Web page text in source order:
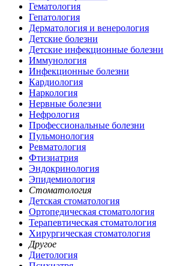
Гематология
Гепатология
Дерматология и венерология
Детские болезни
Детские инфекционные болезни
Иммунология
Инфекционные болезни
Кардиология
Наркология
Нервные болезни
Нефрология
Профессиональные болезни
Пульмонология
Ревматология
Фтизиатрия
Эндокринология
Эпидемиология
Стоматология
Детская стоматология
Ортопедическая стоматология
Терапевтическая стоматология
Хирургическая стоматология
Другое
Диетология